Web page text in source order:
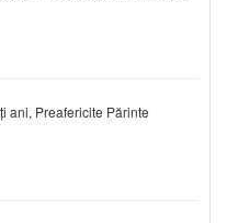
ani, Preafericite Părinte